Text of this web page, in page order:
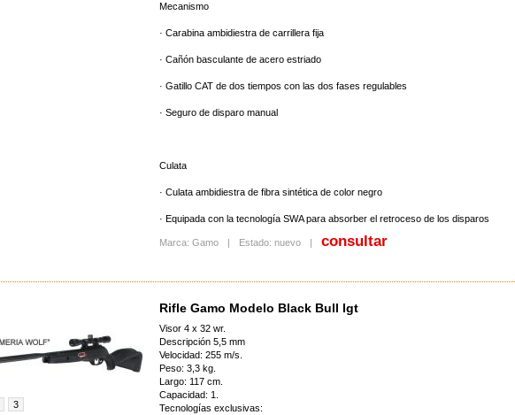
Mecanismo
· Carabina ambidiestra de carrillera fija
· Cañón basculante de acero estriado
· Gatillo CAT de dos tiempos con las dos fases regulables
· Seguro de disparo manual
Culata
· Culata ambidiestra de fibra sintética de color negro
· Equipada con la tecnología SWA para absorber el retroceso de los disparos
Marca: Gamo | Estado: nuevo | consultar
3
Rifle Gamo Modelo Black Bull Igt
Visor 4 x 32 wr.
Descripción 5,5 mm
Velocidad: 255 m/s.
Peso: 3,3 kg.
Largo: 117 cm.
Capacidad: 1.
Tecnologías exclusivas: